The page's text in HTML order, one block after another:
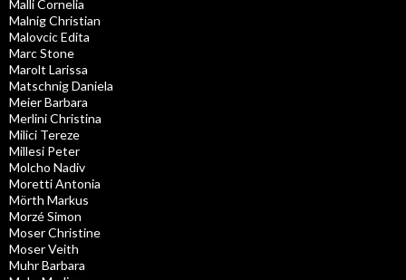
Malli Cornelia
Malnig Christian
Malovcic Edita
Marc Stone
Marolt Larissa
Matschnig Daniela
Meier Barbara
Merlini Christina
Milici Tereze
Millesi Peter
Molcho Nadiv
Moretti Antonia
Mörth Markus
Morzé Simon
Moser Christine
Moser Veith
Muhr Barbara